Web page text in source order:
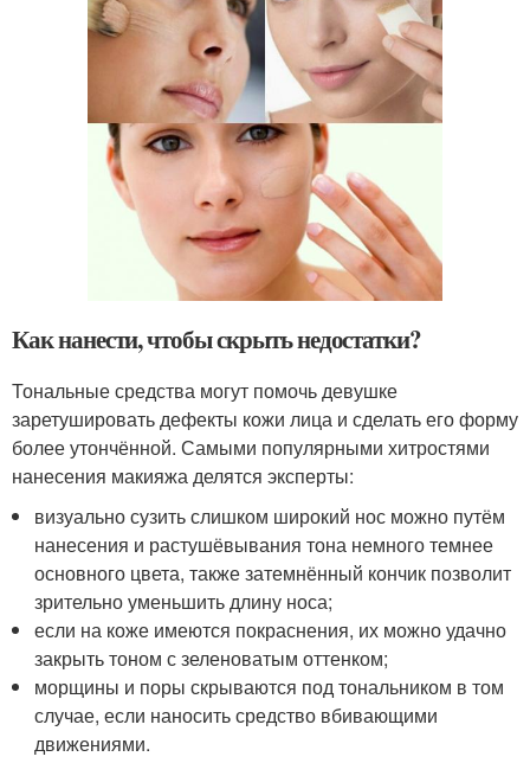
Как нанести, чтобы скрыть недостатки?
Тональные средства могут помочь девушке
заретушировать дефекты кожи лица и сделать его форму
более утончённой. Самыми популярными хитростями
нанесения макияжа делятся эксперты:
визуально сузить слишком широкий нос можно путём
нанесения и растушёвывания тона немного темнее
основного цвета, также затемнённый кончик позволит
зрительно уменьшить длину носа;
если на коже имеются покраснения, их можно удачно
закрыть тоном с зеленоватым оттенком;
морщины и поры скрываются под тональником в том
случае, если наносить средство вбивающими
движениями.